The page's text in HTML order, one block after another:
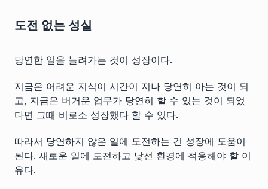
도전 없는 성실
당연한 일을 늘려가는 것이 성장이다.
지금은 어려운 지식이 시간이 지나 당연히 아는 것이 되
고, 지금은 버거운 업무가 당연히 할 수 있는 것이 되었
다면 그때 비로소 성장했다 할 수 있다.
따라서 당연하지 않은 일에 도전하는 건 성장에 도움이
된다. 새로운 일에 도전하고 낯선 환경에 적응해야 할 이
유다.